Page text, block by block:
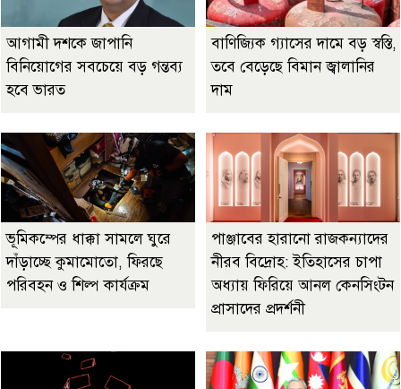
আগামী দশকে জাপানি
বিনিয়োগের সবচেয়ে বড় গন্তব্য
হবে ভারত
বাণিজ্যিক গ্যাসের দামে বড় স্বস্তি,
তবে বেড়েছে বিমান জ্বালানির
দাম
ভূমিকম্পের ধাক্কা সামলে ঘুরে
দাঁড়াচ্ছে কুমামোতো, ফিরছে
পরিবহন ও শিল্প কার্যক্রম
পাঞ্জাবের হারানো রাজকন্যাদের
নীরব বিদ্রোহ: ইতিহাসের চাপা
অধ্যায় ফিরিয়ে আনল কেনসিংটন
প্রাসাদের প্রদর্শনী